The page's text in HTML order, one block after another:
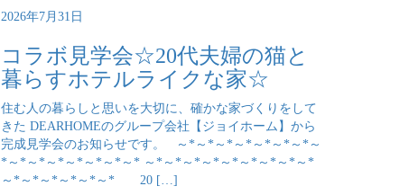
2026年7月31日
コラボ見学会☆20代夫婦の猫と
暮らすホテルライクな家☆
住む人の暮らしと思いを大切に、確かな家づくりをして
きた DEARHOMEのグループ会社【ジョイホーム】から
完成見学会のお知らせです。 ～*～*～*～*～*～*～*～
*～*～*～*～*～*～*～* ～*～*～*～*～*～*～*～*～*
～*～*～*～*～*～* 20 […]